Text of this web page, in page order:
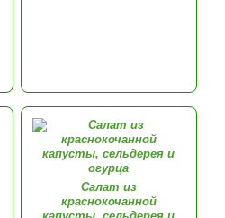
Салат из
краснокочанной